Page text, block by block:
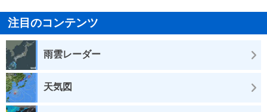
注目のコンテンツ
雨雲レーダー
天気図